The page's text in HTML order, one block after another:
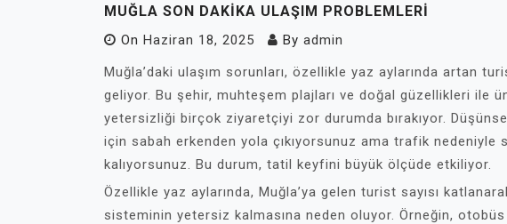
MUĞLA SON DAKIKA ULAŞIM PROBLEMLERI
On Haziran 18, 2025 By admin
Muğla’daki ulaşım sorunları, özellikle yaz aylarında artan
geliyor. Bu şehir, muhteşem plajları ve doğal güzellikleri ile
yetersizliği birçok ziyaretçiyi zor durumda bırakıyor.
için sabah erkenden yola çıkıyorsunuz ama trafik nedeniyle
kalıyorsunuz. Bu durum, tatil keyfini büyük ölçüde etkiliyor.
Özellikle yaz aylarında, Muğla’ya gelen turist sayısı
sisteminin yetersiz kalmasına neden oluyor. Örneğin,